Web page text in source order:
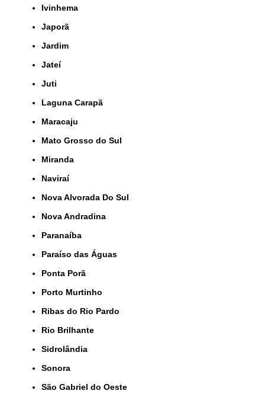
Ivinhema
Japorã
Jardim
Jateí
Juti
Laguna Carapã
Maracaju
Mato Grosso do Sul
Miranda
Naviraí
Nova Alvorada Do Sul
Nova Andradina
Paranaíba
Paraíso das Águas
Ponta Porã
Porto Murtinho
Ribas do Rio Pardo
Rio Brilhante
Sidrolândia
Sonora
São Gabriel do Oeste